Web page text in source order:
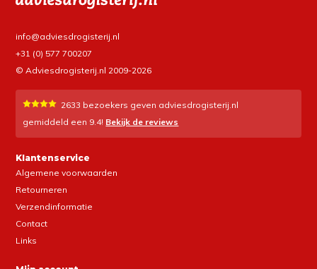
info@adviesdrogisterij.nl
+31 (0) 577 700207
© Adviesdrogisterij.nl 2009-2026
2633 bezoekers geven adviesdrogisterij.nl
gemiddeld een 9.4! Bekijk de reviews
Klantenservice
Algemene voorwaarden
Retourneren
Verzendinformatie
Contact
Links